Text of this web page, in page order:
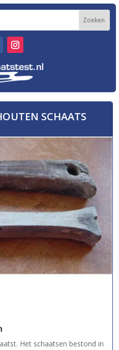
SCHAATS
Het schaatsen bestond in